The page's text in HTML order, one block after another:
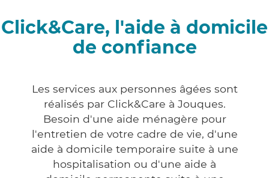
Click&Care, l'aide à domicile
de confiance
Les services aux personnes âgées sont
réalisés par Click&Care à Jouques.
Besoin d'une aide ménagère pour
l'entretien de votre cadre de vie, d'une
aide à domicile temporaire suite à une
hospitalisation ou d'une aide à